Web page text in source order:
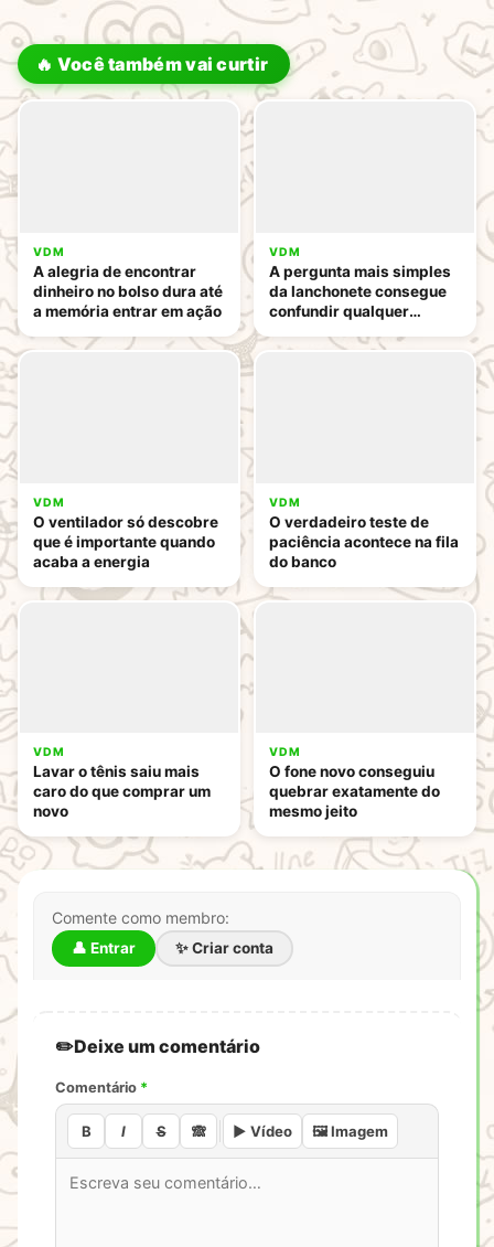
🔥 Você também vai curtir
VDM
A alegria de encontrar
dinheiro no bolso dura até
a memória entrar em ação
VDM
A pergunta mais simples
da lanchonete consegue
confundir qualquer
VDM
O ventilador só descobre
que é importante quando
acaba a energia
VDM
O verdadeiro teste de
paciência acontece na fila
do banco
VDM
Lavar o tênis saiu mais
caro do que comprar um
novo
VDM
O fone novo conseguiu
quebrar exatamente do
mesmo jeito
Comente como membro:
👤 Entrar ✨ Criar conta
Deixe um comentário
Comentário *
B I S 🙈 ▶️ Vídeo 🖼️ Imagem